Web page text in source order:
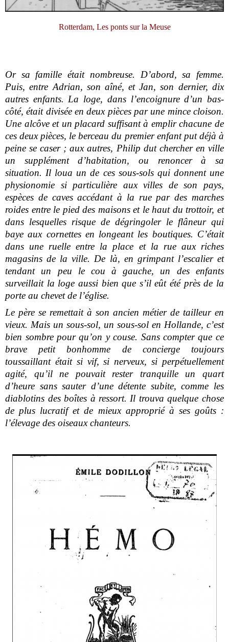
Rotterdam, Les ponts sur la Meuse
Or sa famille était nombreuse. D’abord, sa femme.
Puis, entre Adrian, son aîné, et Jan, son dernier, dix
autres enfants. La loge, dans l’encoignure d’un bas-
côté, était divisée en deux pièces par une mince cloison.
Une alcôve et un placard suffisant à emplir chacune de
ces deux pièces, le berceau du premier enfant put déjà à
peine se caser ; aux autres, Philip dut chercher en ville
un supplément d’habitation, ou renoncer à sa
situation. Il loua un de ces sous-sols qui donnent une
physionomie si particulière aux villes de son pays,
espèces de caves accédant à la rue par des marches
roides entre le pied des maisons et le haut du trottoir, et
dans lesquelles risque de dégringoler le flâneur qui
baye aux cornettes en longeant les boutiques. C’était
dans une ruelle entre la place et la rue aux riches
magasins de la ville. De là, en grimpant l’escalier et
tendant un peu le cou à gauche, un des enfants
surveillait la loge aussi bien que s’il eût été près de la
porte au chevet de l’église.
Le père se remettait à son ancien métier de tailleur en
vieux. Mais un sous-sol, un sous-sol en Hollande, c’est
bien sombre pour qu’on y couse. Sans compter que ce
brave petit bonhomme de concierge toujours
toussaillant était si vif, si nerveux, si perpétuellement
agité, qu’il ne pouvait rester tranquille un quart
d’heure sans sauter d’une détente subite, comme les
diablotins des boîtes à ressort. Il trouva quelque chose
de plus lucratif et de mieux approprié à ses goûts :
l’élevage des oiseaux chanteurs.